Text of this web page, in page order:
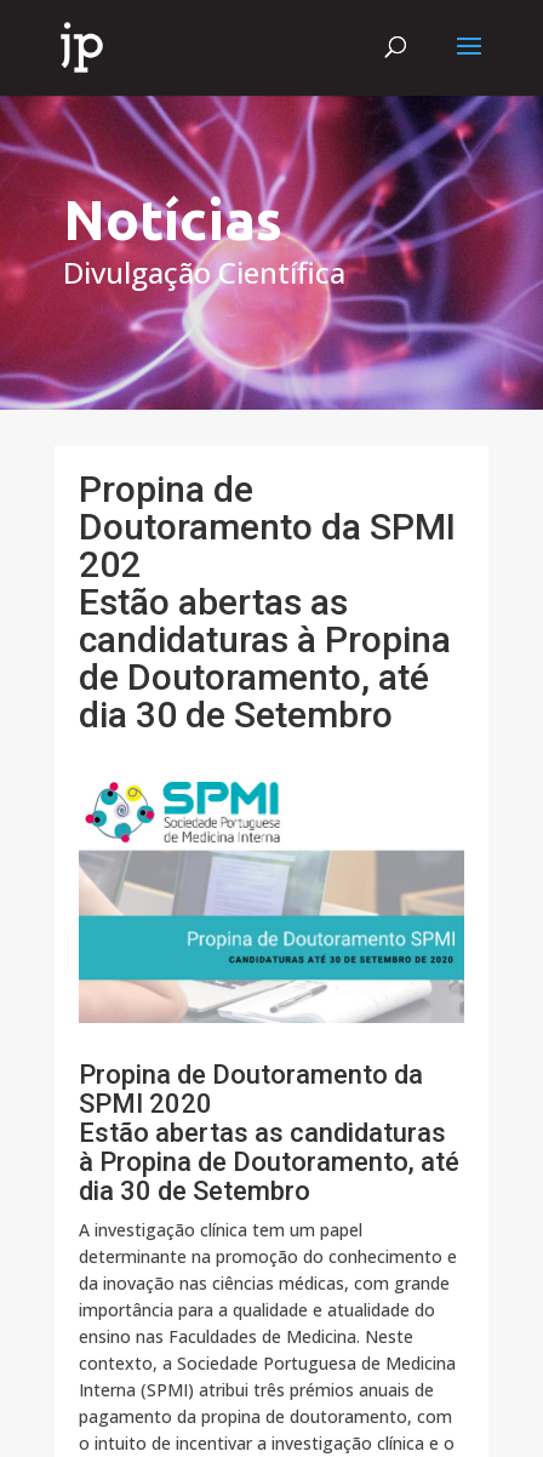
Notícias
Divulgação Científica
Propina de
Doutoramento da SPMI
202
Estão abertas as
candidaturas à Propina
de Doutoramento, até
dia 30 de Setembro
Propina de Doutoramento da
SPMI 2020
Estão abertas as candidaturas
à Propina de Doutoramento, até
dia 30 de Setembro
A investigação clínica tem um papel
determinante na promoção do conhecimento e
da inovação nas ciências médicas, com grande
importância para a qualidade e atualidade do
ensino nas Faculdades de Medicina. Neste
contexto, a Sociedade Portuguesa de Medicina
Interna (SPMI) atribui três prémios anuais de
pagamento da propina de doutoramento, com
o intuito de incentivar a investigação clínica e o